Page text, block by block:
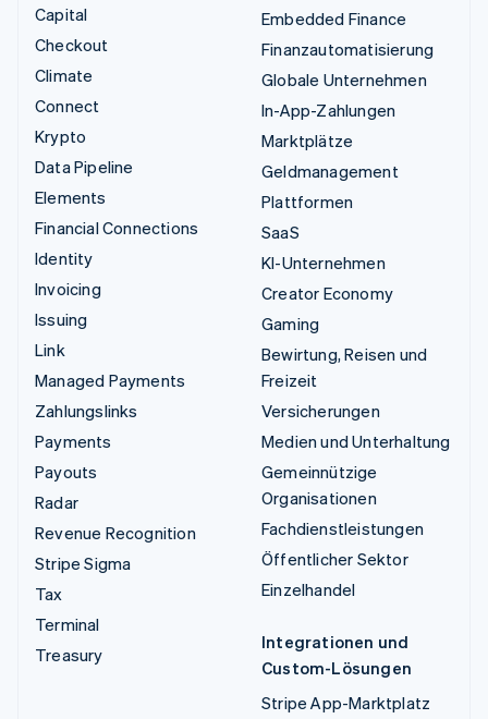
Capital
Checkout
Climate
Connect
Krypto
Data Pipeline
Elements
Financial Connections
Identity
Invoicing
Issuing
Link
Managed Payments
Zahlungslinks
Payments
Payouts
Radar
Revenue Recognition
Stripe Sigma
Tax
Terminal
Treasury
Embedded Finance
Finanzautomatisierung
Globale Unternehmen
In-App-Zahlungen
Marktplätze
Geldmanagement
Plattformen
SaaS
KI-Unternehmen
Creator Economy
Gaming
Bewirtung, Reisen und
Freizeit
Versicherungen
Medien und Unterhaltung
Gemeinnützige
Organisationen
Fachdienstleistungen
Öffentlicher Sektor
Einzelhandel
Integrationen und
Custom-Lösungen
Stripe App-Marktplatz